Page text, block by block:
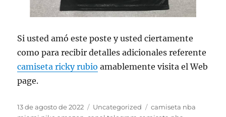
Si usted amó este poste y usted ciertamente
como para recibir detalles adicionales referente
camiseta ricky rubio amablemente visita el Web
page.
Publicado
13 de agosto de 2022 Categorías
Uncategorized Etiquetas
camiseta nba